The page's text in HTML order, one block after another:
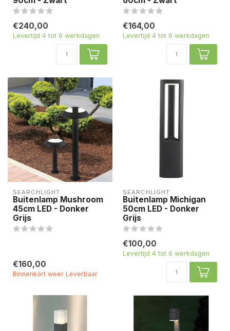
€240,00
Levertijd 4 tot 6 werkdagen
€164,00
Levertijd 4 tot 6 werkdagen
SEARCHLIGHT
Buitenlamp Mushroom
45cm LED - Donker
Grijs
€160,00
Binnenkort weer Leverbaar
SEARCHLIGHT
Buitenlamp Michigan
50cm LED - Donker
Grijs
€100,00
Levertijd 4 tot 6 werkdagen